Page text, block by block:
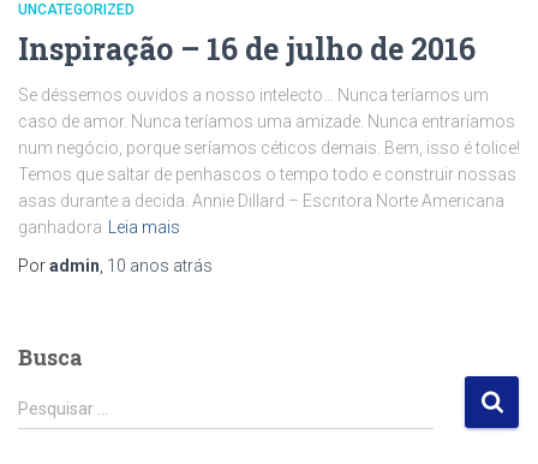
UNCATEGORIZED
Inspiração – 16 de julho de 2016
Se déssemos ouvidos a nosso intelecto… Nunca teríamos um
caso de amor. Nunca teríamos uma amizade. Nunca entraríamos
num negócio, porque seríamos céticos demais. Bem, isso é tolice!
Temos que saltar de penhascos o tempo todo e construir nossas
asas durante a decida. Annie Dillard – Escritora Norte Americana
ganhadora
Leia mais
Poradmin 10 anos atrás
Busca
P
e
Pesquisar …